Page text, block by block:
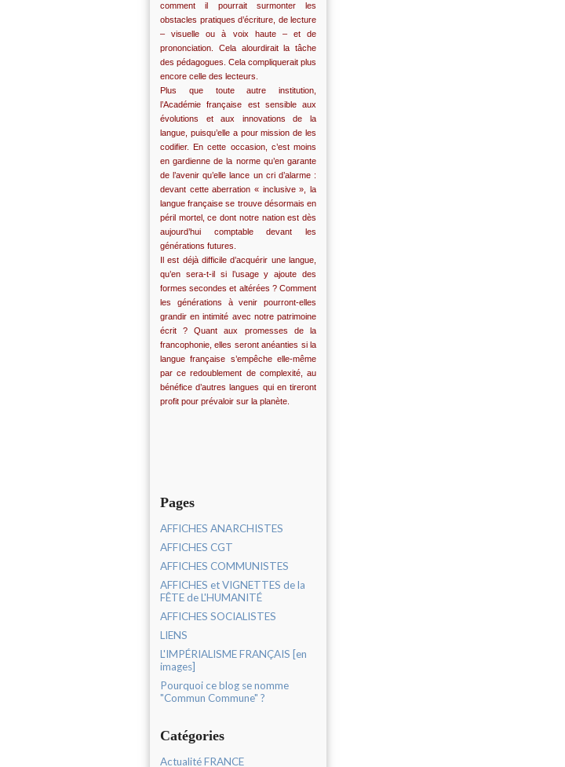
comment il pourrait surmonter les
obstacles pratiques d’écriture, de lecture
– visuelle ou à voix haute – et de
prononciation. Cela alourdirait la tâche
des pédagogues. Cela compliquerait plus
encore celle des lecteurs.
Plus que toute autre institution,
l’Académie française est sensible aux
évolutions et aux innovations de la
langue, puisqu’elle a pour mission de les
codifier. En cette occasion, c’est moins
en gardienne de la norme qu’en garante
de l’avenir qu’elle lance un cri d’alarme :
devant cette aberration « inclusive », la
langue française se trouve désormais en
péril mortel, ce dont notre nation est dès
aujourd’hui comptable devant les
générations futures.
Il est déjà difficile d’acquérir une langue,
qu’en sera-t-il si l’usage y ajoute des
formes secondes et altérées ? Comment
les générations à venir pourront-elles
grandir en intimité avec notre patrimoine
écrit ? Quant aux promesses de la
francophonie, elles seront anéanties si la
langue française s’empêche elle-même
par ce redoublement de complexité, au
bénéfice d’autres langues qui en tireront
profit pour prévaloir sur la planète.
Pages
AFFICHES ANARCHISTES
AFFICHES CGT
AFFICHES COMMUNISTES
AFFICHES et VIGNETTES de la
FÊTE de L'HUMANITÉ
AFFICHES SOCIALISTES
LIENS
L'IMPÉRIALISME FRANÇAIS [en
images]
Pourquoi ce blog se nomme
"Commun Commune" ?
Catégories
Actualité FRANCE